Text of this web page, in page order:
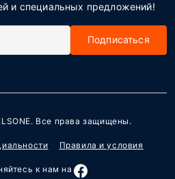
и специальных предложений!
Подписаться
. Все права защищены.
Правила и условия
к нам на